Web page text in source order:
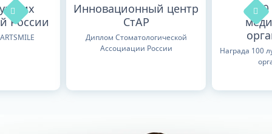
России
Инновационный центр
СтАР
Диплом Стоматологической
Ассоциации России
Награда 100